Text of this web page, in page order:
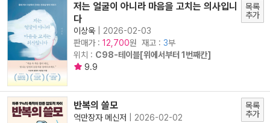
저는 얼굴이 아니라 마음을 고치는 의사입니
다
이상욱
2026-02-03
판매가 : 12,700원 재고 : 3부
위치 : C98-테이블[위에서부터 1번째칸]
9.9
목록
추가
반복의 쓸모
억만장자 메신저
2026-02-02
목록
추가